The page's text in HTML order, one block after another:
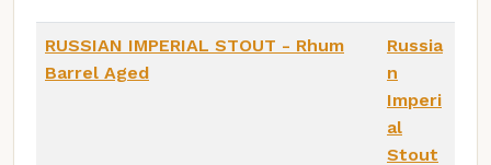
RUSSIAN IMPERIAL STOUT - Rhum
Barrel Aged
Russia
n
Imperi
al
Stout